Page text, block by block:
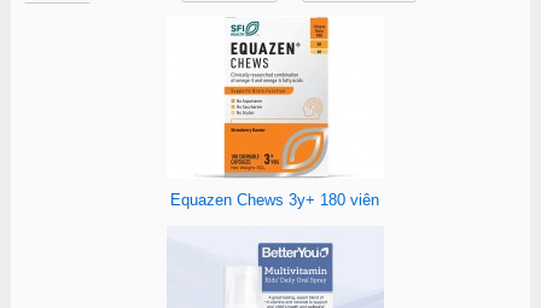
Equazen Chews 3y+ 180 viên